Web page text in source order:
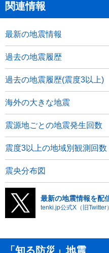
関連情報
最新の地震情報
過去の地震履歴
過去の地震履歴(震度3以上)
海外の大きな地震
震源地ごとの地震発生回数
震度3以上の地域別観測回数
震央分布図
最新の地震情報を配
tenki.jp公式X（旧Twitter
「知る防災」地震